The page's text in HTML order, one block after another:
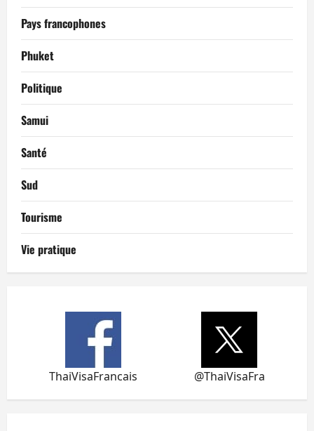
Pays francophones
Phuket
Politique
Samui
Santé
Sud
Tourisme
Vie pratique
ThaiVisaFrancais @ThaiVisaFra